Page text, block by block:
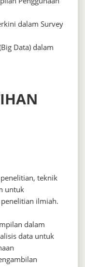
dalam Survey
Data) dalam
teknik
untuk
ilmiah.
dalam
data untuk